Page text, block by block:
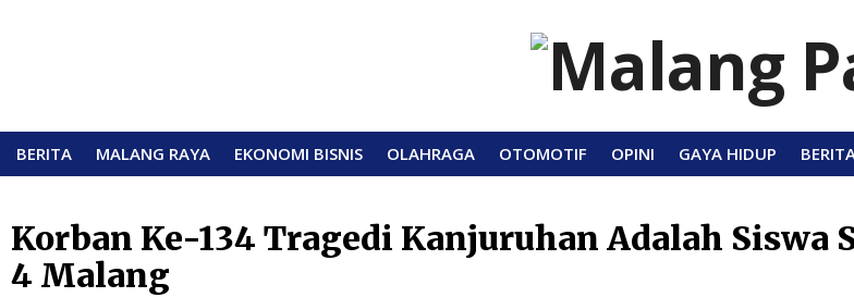
BERITA MALANG RAYA EKONOMI BISNIS OLAHRAGA OTOMOTIF OPINI GAYA HIDUP
Korban Ke-134 Tragedi Kanjuruhan Adalah Siswa
4 Malang